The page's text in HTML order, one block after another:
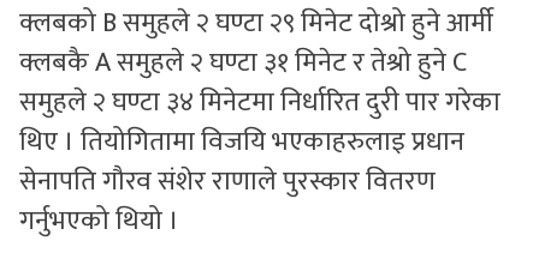
क्लबको B समुहले २ घण्टा २९ मिनेट दोश्रो हुने आर्मी
क्लबकै A समुहले २ घण्टा ३१ मिनेट र तेश्रो हुने C
समुहले २ घण्टा ३४ मिनेटमा निर्धारित दुरी पार गरेका
थिए । तियोगितामा विजयि भएकाहरुलाइ प्रधान
सेनापति गौरव संशेर राणाले पुरस्कार वितरण
गर्नुभएको थियो ।